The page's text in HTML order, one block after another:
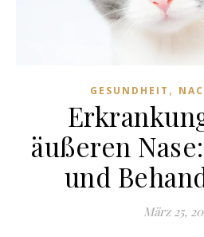
GESUNDHEIT ,
äußeren
und
März 25,